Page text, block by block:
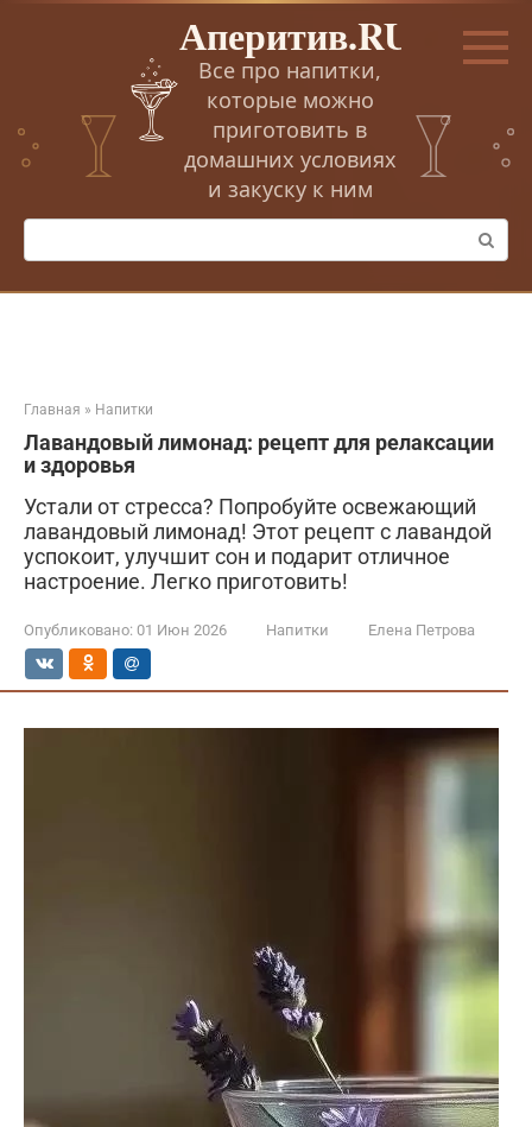
Перейти
Аперитив.RU
Все про напитки,
которые можно
приготовить в
домашних условиях
и закуску к ним
Поиск:
Главная » Напитки
Лавандовый лимонад: рецепт для релаксации
и здоровья
Устали от стресса? Попробуйте освежающий
лавандовый лимонад! Этот рецепт с лавандой
успокоит, улучшит сон и подарит отличное
настроение. Легко приготовить!
Опубликовано: 01 Июн 2026 Напитки Елена Петрова